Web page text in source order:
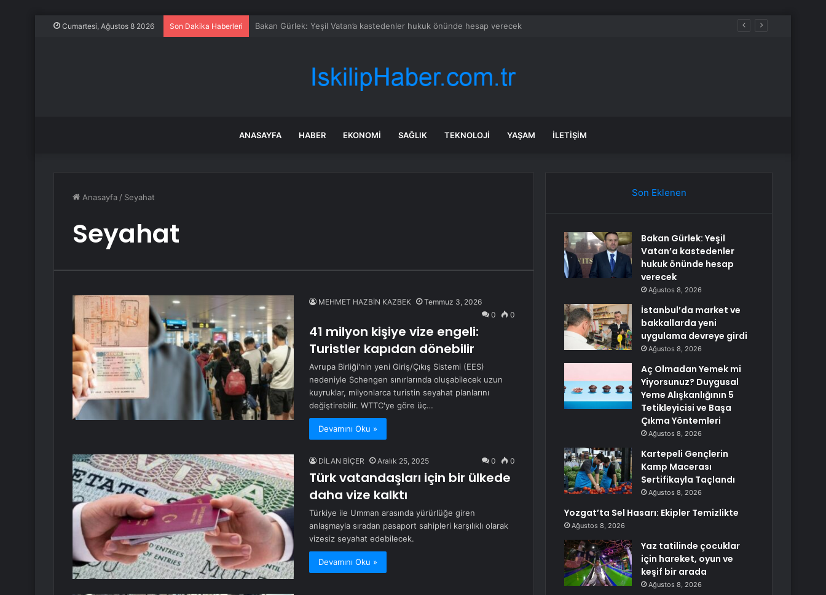
Cumartesi, Ağustos 8 2026 Son Dakika Haberleri İstanbul’da market ve bakkallarda yeni uygulama devreye girdi
ANASAYFA HABER EKONOMI SAĞLIK TEKNOLOJI YAŞAM İLETIŞIM
Anasayfa / Seyahat
Seyahat
MEHMET HAZBİN KAZBEK
Temmuz 3, 2026
0
0
41 milyon kişiye vize engeli:
Turistler kapıdan dönebilir
Avrupa Birliği'nin yeni Giriş/Çıkış Sistemi (EES)
nedeniyle Schengen sınırlarında oluşabilecek uzun
kuyruklar, milyonlarca turistin seyahat planlarını
değiştirebilir. WTTC'ye göre üç…
Devamını Oku »
DİLAN BİÇER Aralık 25, 2025 0 0
Türk vatandaşları için bir ülkede
daha vize kalktı
Türkiye ile Umman arasında yürürlüğe giren
anlaşmayla sıradan pasaport sahipleri karşılıklı olarak
vizesiz seyahat edebilecek.
Devamını Oku »
Son Eklenen
Bakan Gürlek: Yeşil
Vatan’a kastedenler
hukuk önünde hesap
verecek
Ağustos 8, 2026
İstanbul’da market ve
bakkallarda yeni
uygulama devreye girdi
Ağustos 8, 2026
Aç Olmadan Yemek mi
Yiyorsunuz? Duygusal
Yeme Alışkanlığının 5
Tetikleyicisi ve Başa
Çıkma Yöntemleri
Ağustos 8, 2026
Kartepeli Gençlerin
Kamp Macerası
Sertifikayla Taçlandı
Ağustos 8, 2026
Yozgat’ta Sel Hasarı: Ekipler Temizlikte
Ağustos 8, 2026
Yaz tatilinde çocuklar
için hareket, oyun ve
keşif bir arada
Ağustos 8, 2026